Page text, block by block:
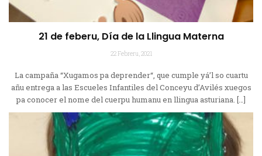
21 de feberu, Día de la Llingua Materna
22 Febreru, 2021
La campaña “Xugamos pa deprender“, que cumple yá’l so cuartu
añu entrega a las Escueles Infantiles del Conceyu d’Avilés xuegos
pa conocer el nome del cuerpu humanu en llingua asturiana. […]